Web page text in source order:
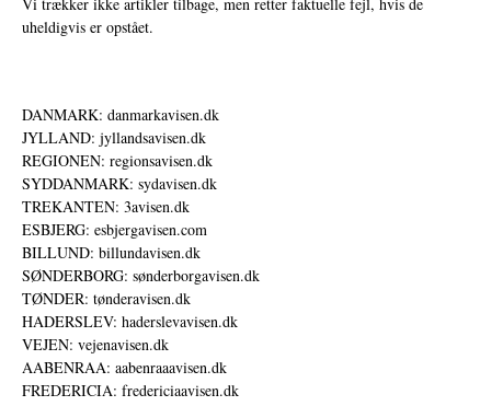
uheldigvis er opstået.
DANMARK: danmarkavisen.dk
JYLLAND: jyllandsavisen.dk
REGIONEN: regionsavisen.dk
SYDDANMARK: sydavisen.dk
TREKANTEN: 3avisen.dk
ESBJERG: esbjergavisen.com
BILLUND: billundavisen.dk
SØNDERBORG: sønderborgavisen.dk
TØNDER: tønderavisen.dk
HADERSLEV: haderslevavisen.dk
VEJEN: vejenavisen.dk
AABENRAA: aabenraaavisen.dk
FREDERICIA: fredericiaavisen.dk